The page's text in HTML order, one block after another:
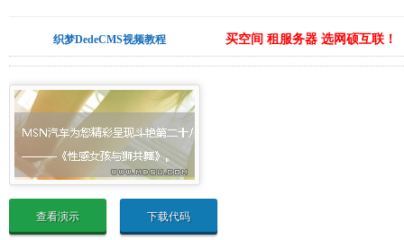
织梦DedeCMS视频教程 买空间 租服务器 选网硕互联！
查看演示 下载代码